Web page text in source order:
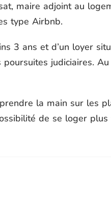
maire adjoint au
type Airbnb.
3 ans et d’un loyer
judiciaires.
la main sur les
de se loger plus